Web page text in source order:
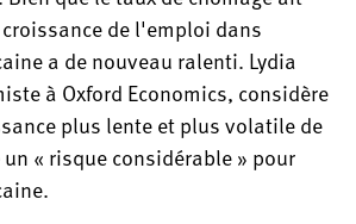
de l'emploi dans
a de nouveau ralenti. Lydia
à Oxford Economics, considère
plus lente et plus volatile de
« risque considérable » pour